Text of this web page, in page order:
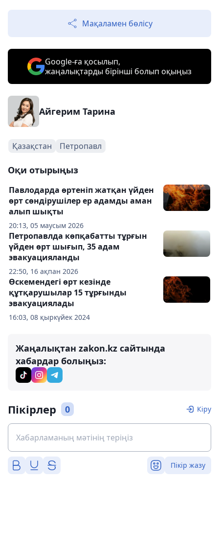
Мақаламен бөлісу
Google-ға қосылып,
жаңалықтарды бірінші болып оқыңыз
Айгерим Тарина
Қазақстан Петропавл
Оқи отырыңыз
20:13, 05 маусым 2026
Павлодарда өртеніп жатқан үйден
өрт сөндірушілер ер адамды аман
алып шықты
22:50, 16 ақпан 2026
Петропавлда көпқабатты тұрғын
үйден өрт шығып, 35 адам
эвакуацияланды
16:03, 08 қыркүйек 2024
Өcкемендегі өрт кезінде
құтқарушылар 15 тұрғынды
эвакуациялады
Жаңалықтан zakon.kz сайтында
хабардар болыңыз:
Пікірлер 0 Кіру
Пікір жазу